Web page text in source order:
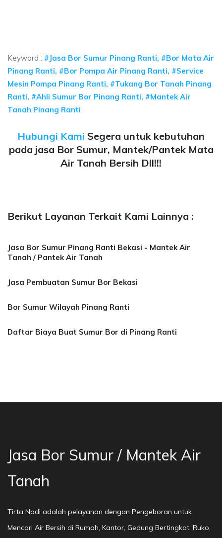
Keyword : #Jasa Bor Sumur Pinang Ranti, #Bor Mata Air
Pinang Ranti, #Bor Pompa Air Pinang Ranti, #Service
Mesin Pompa Pinang Ranti, #Tukang Bor Tanah Pinang
Ranti, #Ahli Sumur Bor Pinang Ranti, #Mantek Air
Tanah Pinang Ranti
Hubungi Kami Segera untuk kebutuhan
pada jasa Bor Sumur, Mantek/Pantek Mata
Air Tanah Bersih Dll!!!
Berikut Layanan Terkait Kami Lainnya :
Jasa Bor Sumur Pinang Ranti Bekasi - Mantek Air
Tanah / Pantek Air Tanah
Jasa Pembuatan Sumur Bor Bekasi
Bor Sumur Wilayah Pinang Ranti
Daftar Biaya Buat Sumur Bor di Pinang Ranti
Jasa Bor Sumur / Mantek Air
Tanah
Tirta Nadi adalah pelayanan dengan Pengeboran untuk
Mencari Air Bersih di Rumah, Kantor, Gedung Bertingkat, Ruko,